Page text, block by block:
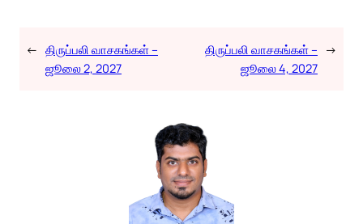
← திருப்பலி வாசகங்கள் –
ஜூலை 2, 2027
திருப்பலி வாசகங்கள் –
ஜூலை 4, 2027
→